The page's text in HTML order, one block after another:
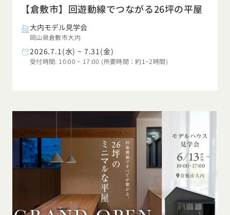
【倉敷市】回遊動線でつながる26坪の平屋
大内モデル見学会
岡山県倉敷市大内
2026.7.1(水) ~ 7.31(金)
受付時間: 10:00 ~ 17:00 (所要時間：約1~2時間)